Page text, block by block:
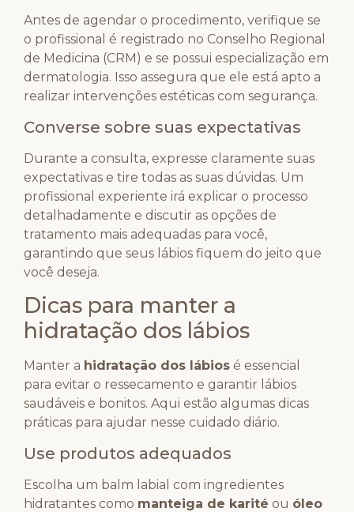
Antes de agendar o procedimento, verifique se
o profissional é registrado no Conselho Regional
de Medicina (CRM) e se possui especialização em
dermatologia. Isso assegura que ele está apto a
realizar intervenções estéticas com segurança.
Converse sobre suas expectativas
Durante a consulta, expresse claramente suas
expectativas e tire todas as suas dúvidas. Um
profissional experiente irá explicar o processo
detalhadamente e discutir as opções de
tratamento mais adequadas para você,
garantindo que seus lábios fiquem do jeito que
você deseja.
Dicas para manter a
hidratação dos lábios
Manter a hidratação dos lábios é essencial
para evitar o ressecamento e garantir lábios
saudáveis e bonitos. Aqui estão algumas dicas
práticas para ajudar nesse cuidado diário.
Use produtos adequados
Escolha um balm labial com ingredientes
hidratantes como manteiga de karité ou óleo